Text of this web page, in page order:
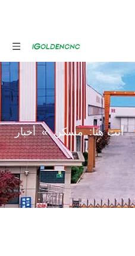
أنت هنا: مسكن » أخبار